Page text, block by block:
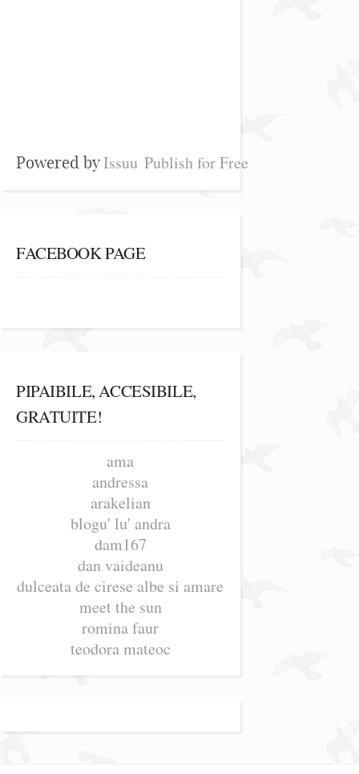
Powered byIssuu Publish for Free
FACEBOOK PAGE
PIPAIBILE, ACCESIBILE,
GRATUITE!
ama
andressa
arakelian
blogu' lu' andra
dam167
dan vaideanu
dulceata de cirese albe si amare
meet the sun
romina faur
teodora mateoc